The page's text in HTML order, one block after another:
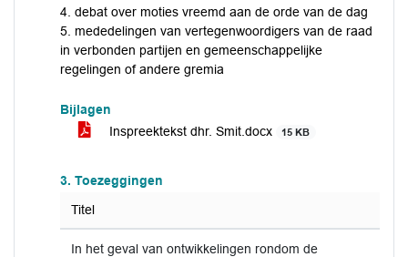
4. debat over moties vreemd aan de orde van de dag
5. mededelingen van vertegenwoordigers van de raad
in verbonden partijen en gemeenschappelijke
regelingen of andere gremia
Bijlagen
Inspreektekst dhr. Smit.docx
15 KB
3. Toezeggingen
Titel
In het geval van ontwikkelingen rondom de